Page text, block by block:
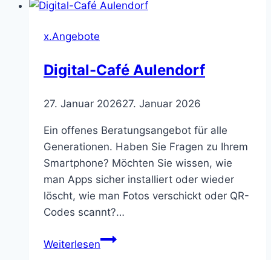
2026
x.Angebote
Digital-Café Aulendorf
27. Januar 202627. Januar 2026
Ein offenes Beratungsangebot für alle
Generationen. Haben Sie Fragen zu Ihrem
Smartphone? Möchten Sie wissen, wie
man Apps sicher installiert oder wieder
löscht, wie man Fotos verschickt oder QR-
Codes scannt?…
WeiterlesenDigital-